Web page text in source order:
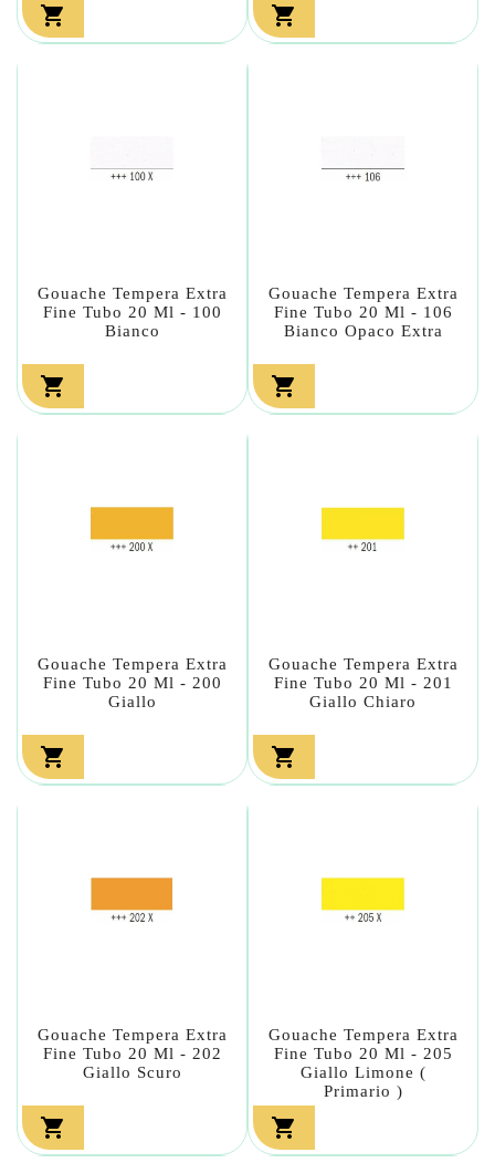
 
Gouache Tempera Extra
Fine Tubo 20 Ml - 100
Bianco

Gouache Tempera Extra
Fine Tubo 20 Ml - 106
Bianco Opaco Extra

Gouache Tempera Extra
Fine Tubo 20 Ml - 200
Giallo

Gouache Tempera Extra
Fine Tubo 20 Ml - 201
Giallo Chiaro

Gouache Tempera Extra
Fine Tubo 20 Ml - 202
Giallo Scuro

Gouache Tempera Extra
Fine Tubo 20 Ml - 205
Giallo Limone (
Primario )
